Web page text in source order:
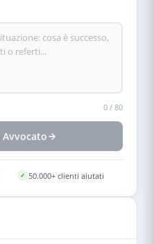
0 / 80
Avvocato
✓ 50.000+ clienti aiutati